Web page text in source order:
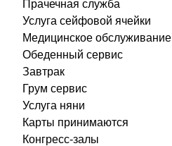
Прачечная служба
Услуга сейфовой ячейки
Медицинское обслуживание
Обеденный сервис
Завтрак
Грум сервис
Услуга няни
Карты принимаются
Конгресс-залы